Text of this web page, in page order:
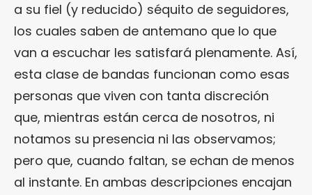
a su fiel (y reducido) séquito de seguidores,
los cuales saben de antemano que lo que
van a escuchar les satisfará plenamente. Así,
esta clase de bandas funcionan como esas
personas que viven con tanta discreción
que, mientras están cerca de nosotros, ni
notamos su presencia ni las observamos;
pero que, cuando faltan, se echan de menos
al instante. En ambas descripciones encajan